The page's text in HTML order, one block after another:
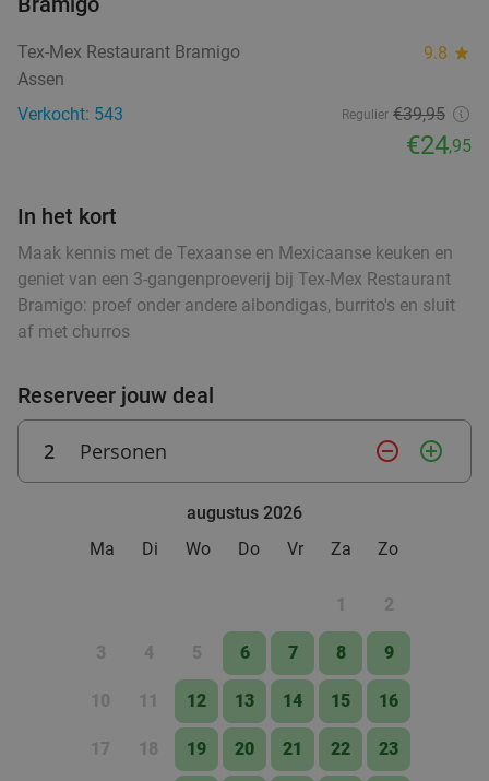
food
Flanagan's
9.9 star
Weerdinge
Verkocht: 751 €45,50
€28,95
42%
Turkse 2-gangen keuzelunch in hartje
Veendam
Vandaag Morgen Za Di
Wo
Verkocht: 212
€9
Tex-Mex Restaurant Bramigo 9.8 star
Assen
Verkocht: 543
Regulier €39,95
€24,95
In het kort
Maak kennis met de Texaanse en Mexicaanse keuken en
geniet van een 3-gangenproeverij bij Tex-Mex Restaurant
Bramigo: proef onder andere albondigas, burrito's en sluit
af met churros
Reserveer jouw deal
2 Personen remove_circle_outline add_circle_outline
augustus 2026
Ma
Di Wo Do Vr Za Zo
1 2
3 4 5 6 7 8 9
10 11 12 13 14 15 16
17 18 19 20 21 22 23